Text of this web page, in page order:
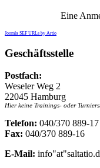
Eine
Joomla SEF URLs by Artio
Geschäftsstelle
Postfach:
Weseler Weg 2
22045 Hamburg
Hier keine Trainings- oder
Telefon: 040/370 889-17
Fax: 040/370 889-16
E-Mail: